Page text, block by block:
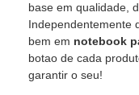
base em qualidade,
Independentemente
bem em notebook
botao de cada
garantir o seu!